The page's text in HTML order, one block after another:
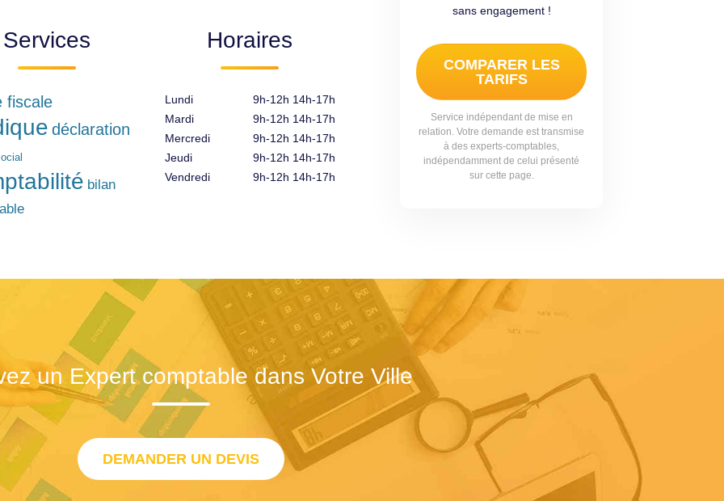
sans engagement !
COMPARER LES
TARIFS
Service indépendant de mise en
relation. Votre demande est transmise
à des experts-comptables,
indépendamment de celui présenté
sur cette page.
Services
fiscale
déclaration
bilan
Horaires
Lundi
Mardi
Mercredi
Jeudi
Vendredi
9h-12h 14h-17h
9h-12h 14h-17h
9h-12h 14h-17h
9h-12h 14h-17h
9h-12h 14h-17h
un Expert comptable dans Votre Ville
DEMANDER UN DEVIS